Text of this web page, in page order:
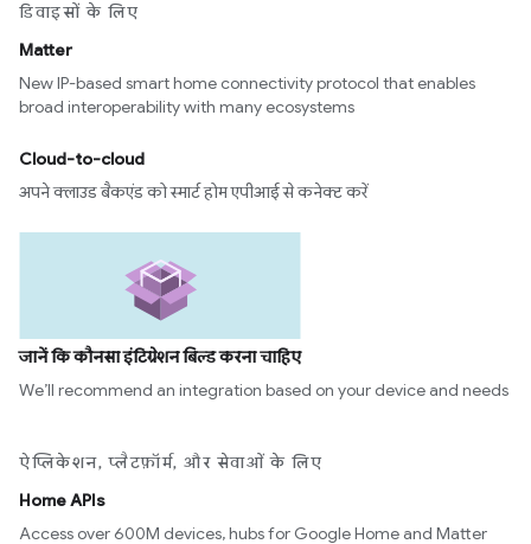
डिवाइसों के लिए
Matter
New IP-based smart home connectivity protocol that enables
broad interoperability with many ecosystems
Cloud-to-cloud
अपने क्लाउड बैकएंड को स्मार्ट होम एपीआई से कनेक्ट करें
जानें कि कौनसा इंटिग्रेशन बिल्ड करना चाहिए
We’ll recommend an integration based on your device and needs
ऐप्लिकेशन, प्लैटफ़ॉर्म, और सेवाओं के लिए
Home APIs
Access over 600M devices, hubs for Google Home and Matter